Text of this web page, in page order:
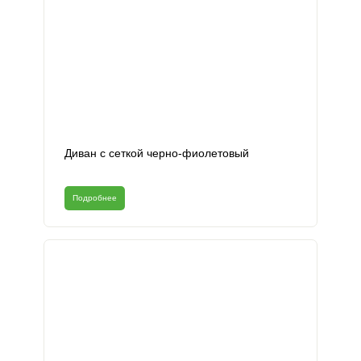
Диван с сеткой черно-фиолетовый
Подробнее